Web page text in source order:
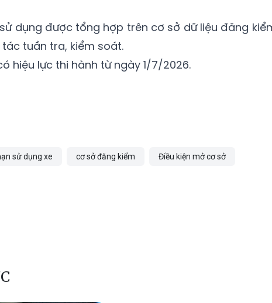
dụng được tổng hợp trên cơ sở dữ liệu đăng
tuần tra, kiểm soát.
hiệu lực thi hành từ ngày 1/7/2026.
sử dụng xe cơ sở đăng kiểm
Điều kiện mở cơ sở